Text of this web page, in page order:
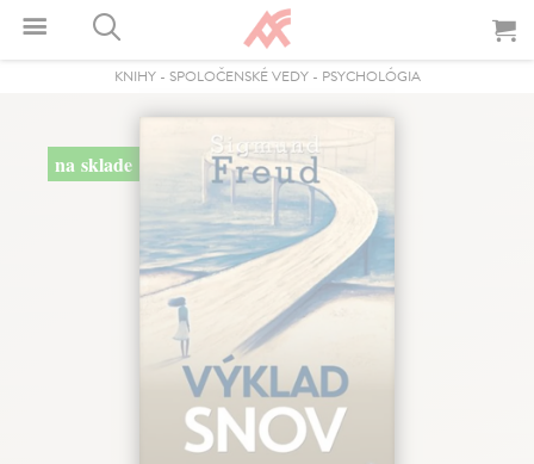
KNIHY- SPOLOČENSKÉ VEDY- PSYCHOLÓGIA
na sklade